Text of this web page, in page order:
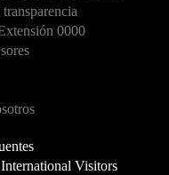
0000
Visitors